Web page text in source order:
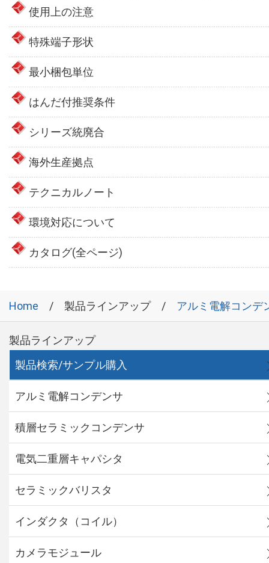
使用上の注意
特殊端子形状
最小梱包単位
はんだ付推奨条件
シリーズ統廃合
海外生産拠点
テクニカルノート
環境対応について
カタログ(全ページ)
Home 製品ラインアップ アルミ電解コンデ
製品ラインアップ
製品検索/サンプル購入
アルミ電解コンデンサ
積層セラミックコンデンサ
電気二重層キャパシタ
セラミックバリスタ
インダクタ（コイル）
カメラモジュール